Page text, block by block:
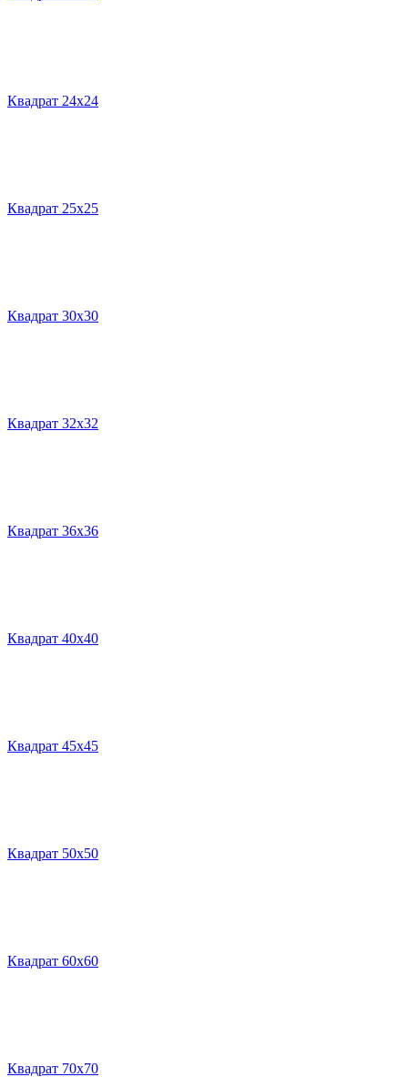
Квадрат 24х24
Квадрат 25х25
Квадрат 30х30
Квадрат 32х32
Квадрат 36х36
Квадрат 40х40
Квадрат 45х45
Квадрат 50х50
Квадрат 60х60
Квадрат 70х70